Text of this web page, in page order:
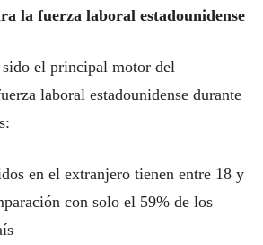
la fuerza laboral estadounidense
el principal motor del
laboral estadounidense durante
en el extranjero tienen entre 18 y
con solo el 59% de los